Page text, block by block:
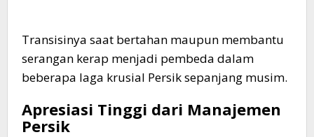
​Transisinya saat bertahan maupun membantu
serangan kerap menjadi pembeda dalam
beberapa laga krusial Persik sepanjang musim.
Apresiasi Tinggi dari Manajemen
Persik